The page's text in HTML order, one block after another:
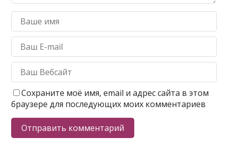
Сохраните моё имя, email и адрес сайта в этом
браузере для последующих моих комментариев